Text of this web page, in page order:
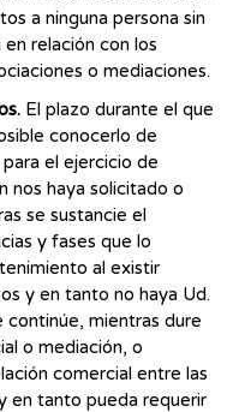
a ninguna persona sin
relación con los
o mediaciones.
El plazo durante el que
conocerlo de
el ejercicio de
nos haya solicitado o
se sustancie el
y fases que lo
al existir
y en tanto no haya Ud.
mientras dure
o mediación, o
comercial entre las
en tanto pueda requerir